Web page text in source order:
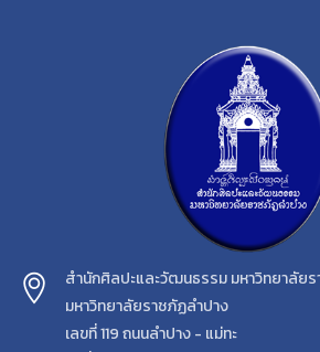
สำนักศิลปะและวัฒนธรรม มหาวิทยาลัย
มหาวิทยาลัยราชภัฏลำปาง
เลขที่ 119 ถนนลำปาง - แม่ทะ